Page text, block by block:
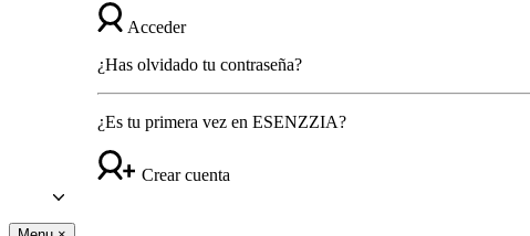
Acceder
¿Has olvidado tu contraseña?
¿Es tu primera vez en ESENZZIA?
Crear cuenta